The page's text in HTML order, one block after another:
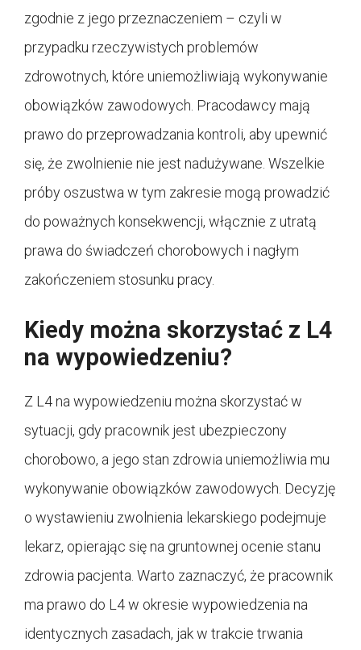
zgodnie z jego przeznaczeniem – czyli w
przypadku rzeczywistych problemów
zdrowotnych, które uniemożliwiają wykonywanie
obowiązków zawodowych. Pracodawcy mają
prawo do przeprowadzania kontroli, aby upewnić
się, że zwolnienie nie jest nadużywane. Wszelkie
próby oszustwa w tym zakresie mogą prowadzić
do poważnych konsekwencji, włącznie z utratą
prawa do świadczeń chorobowych i nagłym
zakończeniem stosunku pracy.
Kiedy można skorzystać z L4
na wypowiedzeniu?
Z L4 na wypowiedzeniu można skorzystać w
sytuacji, gdy pracownik jest ubezpieczony
chorobowo, a jego stan zdrowia uniemożliwia mu
wykonywanie obowiązków zawodowych. Decyzję
o wystawieniu zwolnienia lekarskiego podejmuje
lekarz, opierając się na gruntownej ocenie stanu
zdrowia pacjenta. Warto zaznaczyć, że pracownik
ma prawo do L4 w okresie wypowiedzenia na
identycznych zasadach, jak w trakcie trwania